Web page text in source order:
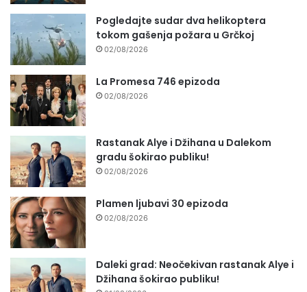
Pogledajte sudar dva helikoptera
tokom gašenja požara u Grčkoj
02/08/2026
La Promesa 746 epizoda
02/08/2026
Rastanak Alye i Džihana u Dalekom
gradu šokirao publiku!
02/08/2026
Plamen ljubavi 30 epizoda
02/08/2026
Daleki grad: Neočekivan rastanak Alye i
Džihana šokirao publiku!